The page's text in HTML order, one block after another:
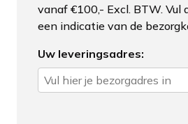
vanaf €100,- Excl. BTW. Vul
een indicatie van de
Uw leveringsadres: